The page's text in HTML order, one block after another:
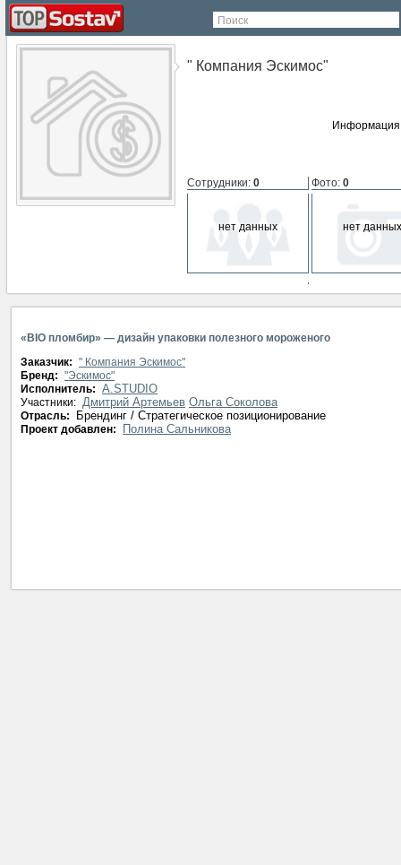
Поиск
" Компания Эскимос"
Информация
Сотрудники: 0
нет данных
Фото: 0
нет данных
нет данных
«BIO пломбир» — дизайн упаковки полезного мороженого
Заказчик: " Компания Эскимос"
Бренд: "Эскимос"
Исполнитель: A.STUDIO
Участники: Дмитрий Артемьев Ольга Соколова
Отрасль: Брендинг / Стратегическое позиционирование
Проект добавлен: Полина Сальникова